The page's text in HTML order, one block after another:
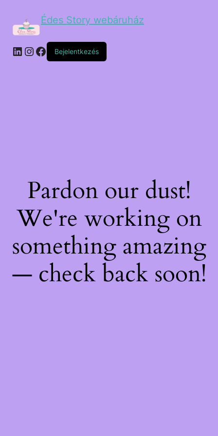
Édes Story webáruház
Bejelentkezés
Pardon our dust!
We're working on
something amazing
— check back soon!